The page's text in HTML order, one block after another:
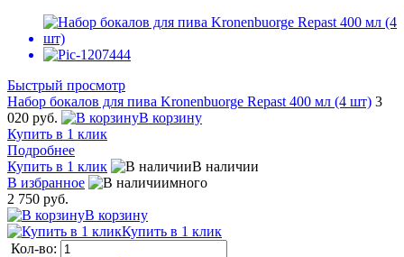
Быстрый просмотр
Набор бокалов для пива Kronenbuorge Repast 400 мл (4 шт) 3
020 руб.
В корзину
Купить в 1 клик
Подробнее
Купить в 1 клик
В наличии
В избранное
много
2 750 руб.
В корзину
Купить в 1 клик
Кол-во: